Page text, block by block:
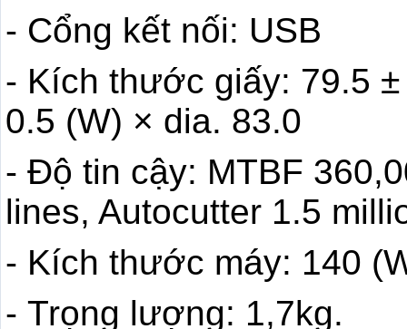
- Cổng kết nối: USB
- Kích thước giấy: 79.5
0.5 (W) × dia. 83.0
- Độ tin cậy: MTBF
lines, Autocutter 1.5
- Kích thước máy: 140
- Trọng lượng: 1,7kg.